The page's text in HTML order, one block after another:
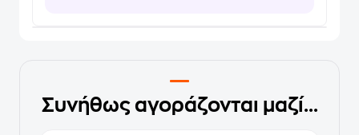
Συνήθως αγοράζονται μαζί...